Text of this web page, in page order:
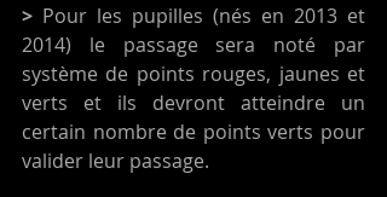
> Pour les pupilles (nés en 2013 et
2014) le passage sera noté par
système de points rouges, jaunes et
verts et ils devront atteindre un
certain nombre de points verts pour
valider leur passage.